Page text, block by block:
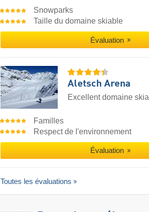
Snowparks
Taille du domaine skiable
Évaluation
Aletsch Arena
Excellent domaine
Familles
Respect de l'environnement
Évaluation
Toutes les évaluations